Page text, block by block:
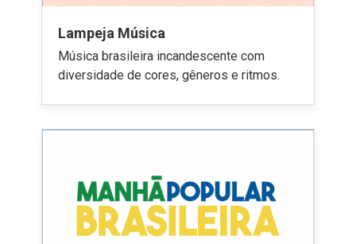
Lampeja Música
Música brasileira incandescente com
diversidade de cores, gêneros e ritmos.